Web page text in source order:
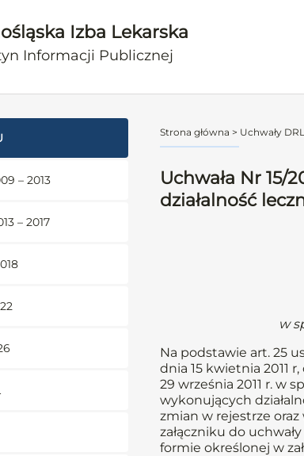
Izba Lekarska
Informacji Publicznej
– 2013
– 2017
Strona główna > Uchwały
Uchwała Nr
działalność
w
Na podstawie art. 25
dnia 15 kwietnia 2011
29 września 2011 r. w
wykonujących
zmian w rejestrze
załączniku do
formie określonej w